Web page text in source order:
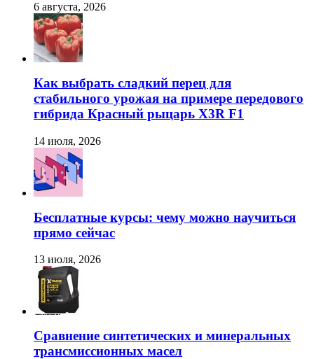
6 августа, 2026
Как выбрать сладкий перец для
стабильного урожая на примере передового
гибрида Красный рыцарь X3R F1
14 июля, 2026
Бесплатные курсы: чему можно научиться
прямо сейчас
13 июля, 2026
Сравнение синтетических и минеральных
трансмиссионных масел